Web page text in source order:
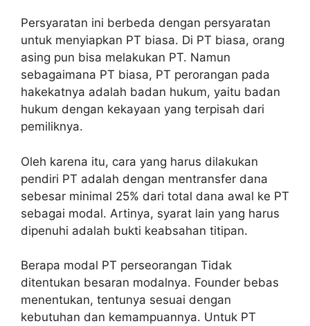
Persyaratan ini berbeda dengan persyaratan
untuk menyiapkan PT biasa. Di PT biasa, orang
asing pun bisa melakukan PT. Namun
sebagaimana PT biasa, PT perorangan pada
hakekatnya adalah badan hukum, yaitu badan
hukum dengan kekayaan yang terpisah dari
pemiliknya.
Oleh karena itu, cara yang harus dilakukan
pendiri PT adalah dengan mentransfer dana
sebesar minimal 25% dari total dana awal ke PT
sebagai modal. Artinya, syarat lain yang harus
dipenuhi adalah bukti keabsahan titipan.
Berapa modal PT perseorangan Tidak
ditentukan besaran modalnya. Founder bebas
menentukan, tentunya sesuai dengan
kebutuhan dan kemampuannya. Untuk PT